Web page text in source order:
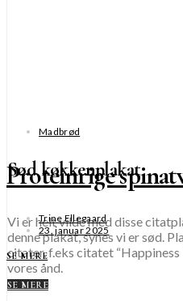
Sød køkkenplakat
Vi er helt vilde med disse
denne plakat, synes vi er sød.
citater, f.eks citatet “Happiness
vores ånd.
SE MERE
Madbrød
Proteinrige
Trine Ellegaard
23. januar 2025
SE MERE